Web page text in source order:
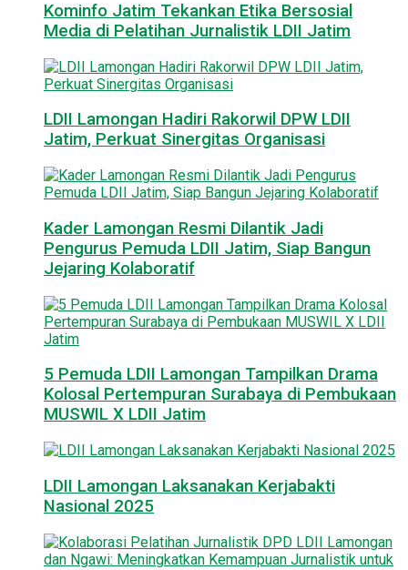
Kominfo Jatim Tekankan Etika Bersosial
Media di Pelatihan Jurnalistik LDII Jatim
LDII Lamongan Hadiri Rakorwil DPW LDII
Jatim, Perkuat Sinergitas Organisasi
Kader Lamongan Resmi Dilantik Jadi
Pengurus Pemuda LDII Jatim, Siap Bangun
Jejaring Kolaboratif
5 Pemuda LDII Lamongan Tampilkan Drama
Kolosal Pertempuran Surabaya di Pembukaan
MUSWIL X LDII Jatim
LDII Lamongan Laksanakan Kerjabakti
Nasional 2025